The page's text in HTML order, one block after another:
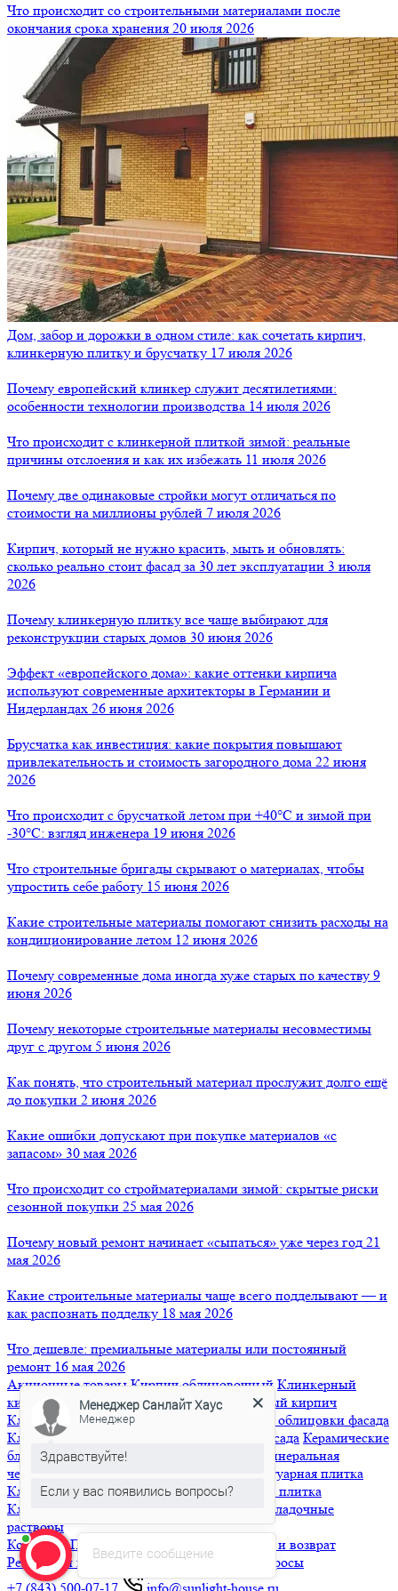
Что происходит со строительными материалами после
окончания срока хранения 20 июля 2026
Дом, забор и дорожки в одном стиле: как сочетать кирпич,
клинкерную плитку и брусчатку 17 июля 2026
Почему европейский клинкер служит десятилетиями:
особенности технологии производства 14 июля 2026
Что происходит с клинкерной плиткой зимой: реальные
причины отслоения и как их избежать 11 июля 2026
Почему две одинаковые стройки могут отличаться по
стоимости на миллионы рублей 7 июля 2026
Кирпич, который не нужно красить, мыть и обновлять:
сколько реально стоит фасад за 30 лет эксплуатации 3 июля
2026
Почему клинкерную плитку все чаще выбирают для
реконструкции старых домов 30 июня 2026
Эффект «европейского дома»: какие оттенки кирпича
используют современные архитекторы в Германии и
Нидерландах 26 июня 2026
Брусчатка как инвестиция: какие покрытия повышают
привлекательность и стоимость загородного дома 22 июня
2026
Что происходит с брусчаткой летом при +40°C и зимой при
-30°C: взгляд инженера 19 июня 2026
Что строительные бригады скрывают о материалах, чтобы
упростить себе работу 15 июня 2026
Какие строительные материалы помогают снизить расходы на
кондиционирование летом 12 июня 2026
Почему современные дома иногда хуже старых по качеству 9
июня 2026
Почему некоторые строительные материалы несовместимы
друг с другом 5 июня 2026
Как понять, что строительный материал прослужит долго ещё
до покупки 2 июня 2026
Какие ошибки допускают при покупке материалов «с
запасом» 30 мая 2026
Что происходит со стройматериалами зимой: скрытые риски
сезонной покупки 25 мая 2026
Почему новый ремонт начинает «сыпаться» уже через год 21
мая 2026
Какие строительные материалы чаще всего подделывают — и
как распознать подделку 18 мая 2026
Что дешевле: премиальные материалы или постоянный
ремонт 16 мая 2026
Акционные товары Кирпич облицовочный Клинкерный
кирпич Кирпич ручной формовки Ригельный кирпич
Клинкерная плитка Клинкерная плитка для облицовки фасада
Клинкерная плитка для вентилируемого фасада Керамические
блоки Черепица Керамическая черепица
Минеральная
черепица
Брусчатка и тротуарная плитка
Клинкерная брусчатка Бетонная тротуарная плитка
Клинкерные ступени и напольная плитка
Кладочные
растворы
Контакты Порядок оплаты
Обмен и возврат
Реквизиты компании Часто задаваемые вопросы
+7 (843) 500-07-17
info@sunlight-house.ru
Введите сообщение
Менеджер Санлайт Хаус
Менеджер
Здравствуйте!
Если у вас появились вопросы?